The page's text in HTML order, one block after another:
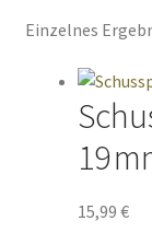
Einzelnes
19
15,99 €